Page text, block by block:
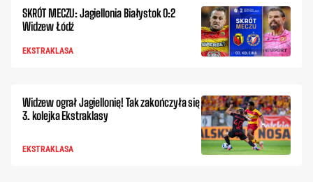
SKRÓT MECZU: Jagiellonia Białystok 0:2
Widzew Łódź
EKSTRAKLASA
Widzew ograł Jagiellonię! Tak zakończyła się
3. kolejka Ekstraklasy
EKSTRAKLASA